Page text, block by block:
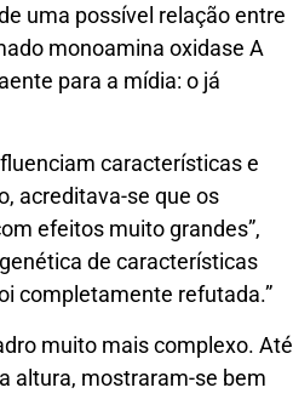
uma possível relação entre
monoamina oxidase A
para a mídia: o já
características e
acreditava-se que os
efeitos muito grandes”,
de características
completamente refutada.”
muito mais complexo. Até
altura, mostraram-se bem